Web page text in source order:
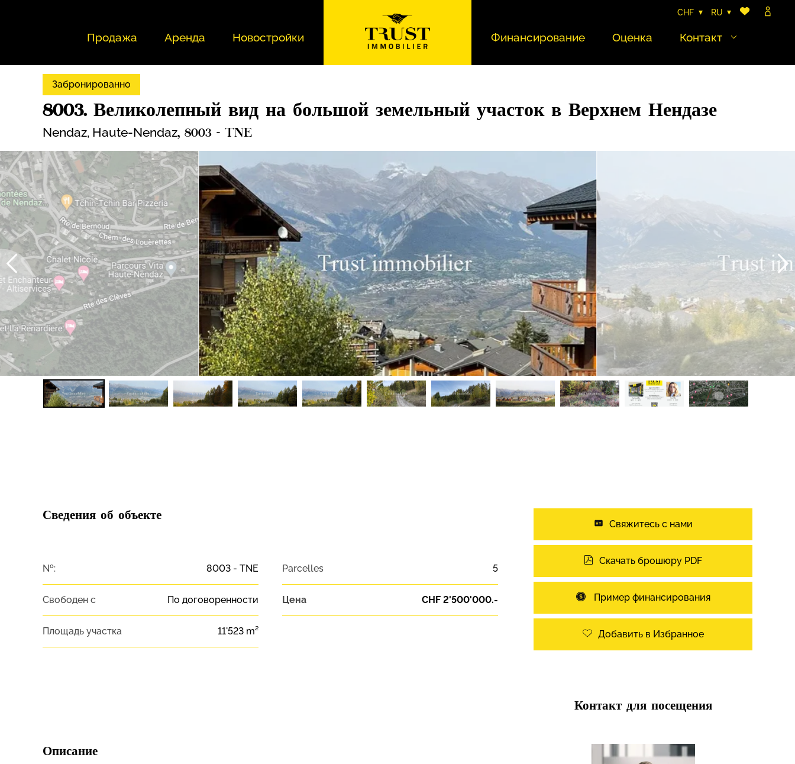
CHF RU
Продажа Аренда Новостройки Финансирование Оценка Контакт
Забронированно
8003. Великолепный вид на большой земельный участок в Верхнем Нендазе
Nendaz, Haute-Nendaz, 8003 - TNE
Сведения об объекте
№: 8003 - TNE
Свободен с По договоренности
Площадь участка 11'523 m²
Parcelles 5
Цена CHF 2'500'000.-
Описание
Свяжитесь с нами
Скачать брошюру PDF
Пример финансирования
Добавить в Избранное
Контакт для посещения